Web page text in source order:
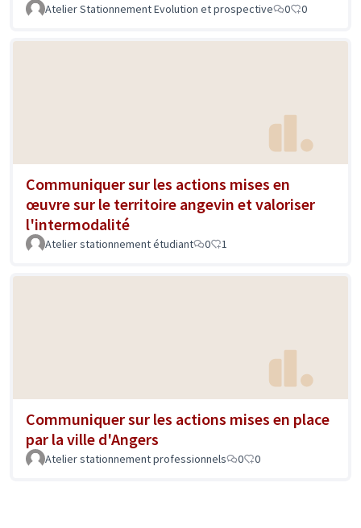
Atelier Stationnement Evolution et prospective 0 0
Communiquer sur les actions mises en
œuvre sur le territoire angevin et valoriser
l'intermodalité
Atelier stationnement étudiant 0 1
Communiquer sur les actions mises en place
par la ville d'Angers
Atelier stationnement professionnels 0 0